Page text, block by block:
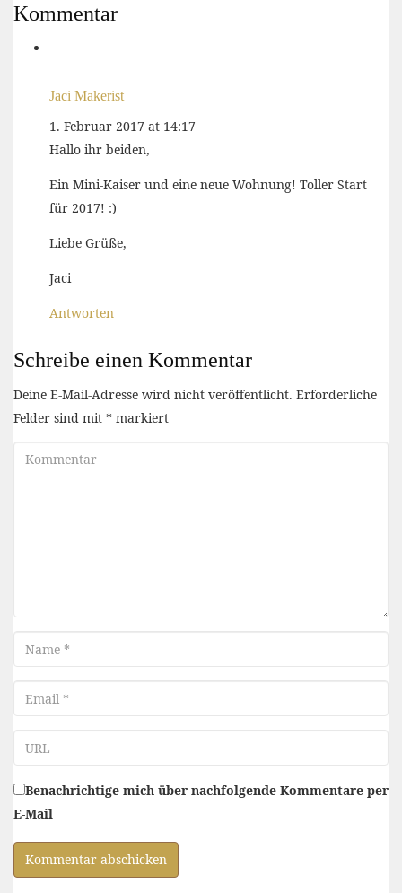
Kommentar
Jaci Makerist
1. Februar 2017 at 14:17
Hallo ihr beiden,
Ein Mini-Kaiser und eine neue Wohnung! Toller Start
für 2017! :)
Liebe Grüße,
Jaci
Antworten
Schreibe einen Kommentar
Deine E-Mail-Adresse wird nicht veröffentlicht. Erforderliche
Felder sind mit * markiert
Kommentar
Name
Email
Benachrichtige mich über nachfolgende Kommentare per
E-Mail